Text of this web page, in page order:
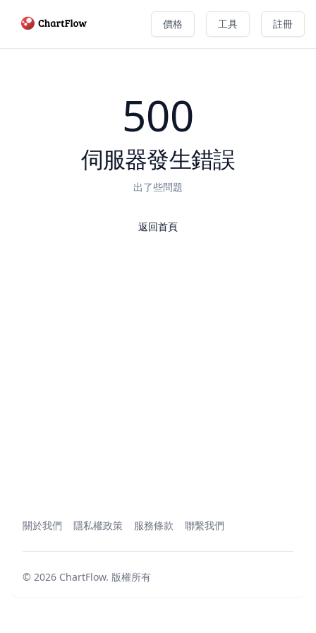
價格 工具 註冊
500
伺服器發生錯誤
出了些問題
返回首頁
關於我們 隱私權政策 服務條款 聯繫我們
© 2026 ChartFlow. 版權所有